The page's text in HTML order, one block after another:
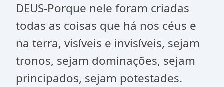
DEUS-Porque nele foram criadas
todas as coisas que há nos céus e
na terra, visíveis e invisíveis, sejam
tronos, sejam dominações, sejam
principados, sejam potestades.